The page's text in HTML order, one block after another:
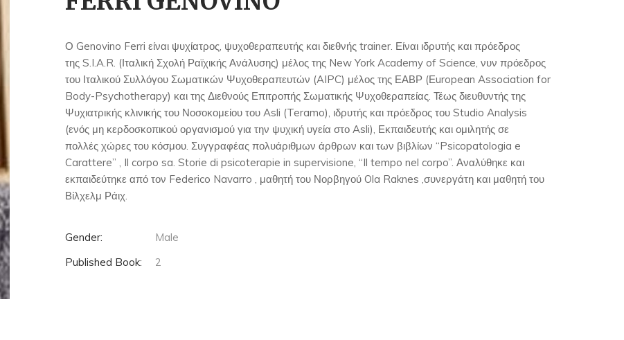
Ο Genovino Ferri είναι ψυχίατρος, ψυχοθεραπευτής και διεθνής trainer. Είναι ιδρυτής και πρόεδρος
της S.I.A.R. (Ιταλική Σχολή Ραϊχικής Ανάλυσης) μέλος της New York Academy of Science, νυν πρόεδρος
του Ιταλικού Συλλόγου Σωματικών Ψυχοθεραπευτών (AIPC) μέλος της ΕΑΒΡ (Εuropean Association for
Body-Psychotherapy) και της Διεθνούς Επιτροπής Σωματικής Ψυχοθεραπείας. Τέως διευθυντής της
Ψυχιατρικής κλινικής του Νοσοκομείου του Asli (Teramo), ιδρυτής και πρόεδρος του Studio Analysis
(ενός μη κερδοσκοπικού οργανισμού για την ψυχική υγεία στο Asli), Εκπαιδευτής και ομιλητής σε
πολλές χώρες του κόσμου. Συγγραφέας πολυάριθμων άρθρων και των βιβλίων “Psicopatologia e
Carattere” , Il corpo sa. Storie di psicoterapie in supervisione, “Il tempo nel corpo”. Αναλύθηκε και
εκπαιδεύτηκε από τον Federico Navarro , μαθητή του Νορβηγού Ola Raknes ,συνεργάτη και μαθητή του
Βίλχελμ Ράιχ.
Gender:
Male
Published Book:
2